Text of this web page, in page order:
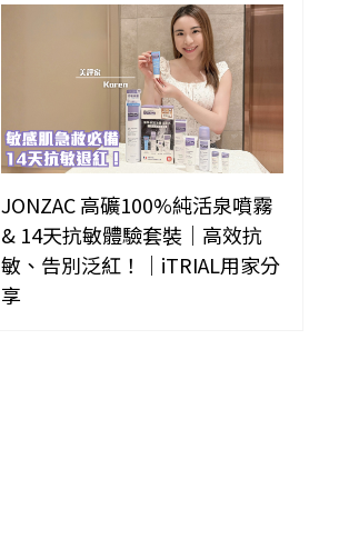
JONZAC 高礦100%純活泉噴霧
& 14天抗敏體驗套裝｜高效抗
敏、告別泛紅！｜iTRIAL用家分
享